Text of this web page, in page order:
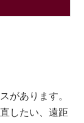
があります。
したい、遠距